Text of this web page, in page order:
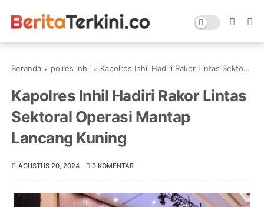
Beranda polres inhil Kapolres Inhil Hadiri Rakor Lintas Sektoral Operasi Mantap Lancang Kuning
Kapolres Inhil Hadiri Rakor Lintas
Sektoral Operasi Mantap
Lancang Kuning
AGUSTUS 20, 2024 0 KOMENTAR